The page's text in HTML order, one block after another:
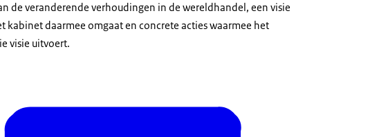
de veranderende verhoudingen in de wereldhandel, een visie
kabinet daarmee omgaat en concrete acties waarmee het
visie uitvoert.